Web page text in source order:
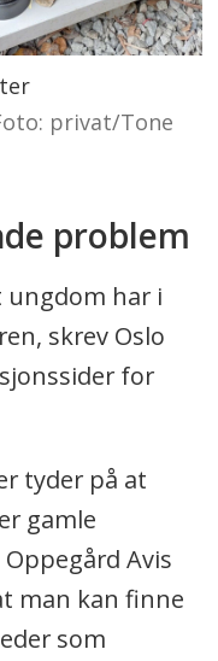
privat/Tone
problem
ungdom har i
skrev Oslo
for
tyder på at
gamle
Avis
man kan finne
som